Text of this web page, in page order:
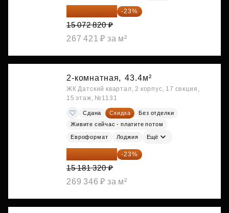
11 606 071 ₽ -23%
15 072 820 ₽
267 421 ₽ за м²
2-комнатная, 43.4м²
ЖК Датский квартал, 2 корпус, 17 секция,
15 этаж, №1131
Сдана Скидка
Без отделки
Живите сейчас - платите потом
Евроформат Лоджия Ещё
11 689 616 ₽ -23%
15 181 320 ₽
269 346 ₽ за м²